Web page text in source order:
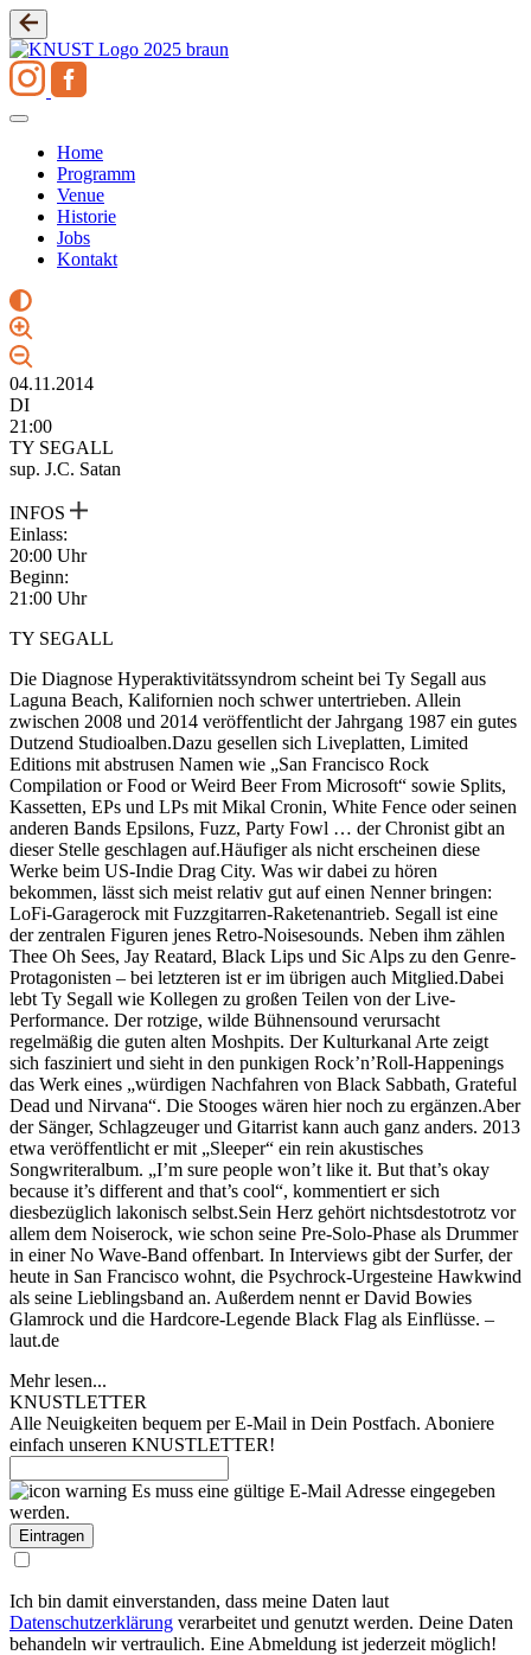
Zum
Inhalt
springen
Home
Programm
Venue
Historie
Jobs
Kontakt
04.11.2014
DI
21:00
TY SEGALL
sup. J.C. Satan
INFOS
Einlass:
20:00 Uhr
Beginn:
21:00 Uhr
TY SEGALL
Die Diagnose Hyperaktivitätssyndrom scheint bei Ty Segall aus
Laguna Beach, Kalifornien noch schwer untertrieben. Allein
zwischen 2008 und 2014 veröffentlicht der Jahrgang 1987 ein gutes
Dutzend Studioalben.Dazu gesellen sich Liveplatten, Limited
Editions mit abstrusen Namen wie „San Francisco Rock
Compilation or Food or Weird Beer From Microsoft“ sowie Splits,
Kassetten, EPs und LPs mit Mikal Cronin, White Fence oder seinen
anderen Bands Epsilons, Fuzz, Party Fowl … der Chronist gibt an
dieser Stelle geschlagen auf.Häufiger als nicht erscheinen diese
Werke beim US-Indie Drag City. Was wir dabei zu hören
bekommen, lässt sich meist relativ gut auf einen Nenner bringen:
LoFi-Garagerock mit Fuzzgitarren-Raketenantrieb. Segall ist eine
der zentralen Figuren jenes Retro-Noisesounds. Neben ihm zählen
Thee Oh Sees, Jay Reatard, Black Lips und Sic Alps zu den Genre-
Protagonisten – bei letzteren ist er im übrigen auch Mitglied.Dabei
lebt Ty Segall wie Kollegen zu großen Teilen von der Live-
Performance. Der rotzige, wilde Bühnensound verursacht
regelmäßig die guten alten Moshpits. Der Kulturkanal Arte zeigt
sich fasziniert und sieht in den punkigen Rock’n’Roll-Happenings
das Werk eines „würdigen Nachfahren von Black Sabbath, Grateful
Dead und Nirvana“. Die Stooges wären hier noch zu ergänzen.Aber
der Sänger, Schlagzeuger und Gitarrist kann auch ganz anders. 2013
etwa veröffentlicht er mit „Sleeper“ ein rein akustisches
Songwriteralbum. „I’m sure people won’t like it. But that’s okay
because it’s different and that’s cool“, kommentiert er sich
diesbezüglich lakonisch selbst.Sein Herz gehört nichtsdestotrotz vor
allem dem Noiserock, wie schon seine Pre-Solo-Phase als Drummer
in einer No Wave-Band offenbart. In Interviews gibt der Surfer, der
heute in San Francisco wohnt, die Psychrock-Urgesteine Hawkwind
als seine Lieblingsband an. Außerdem nennt er David Bowies
Glamrock und die Hardcore-Legende Black Flag als Einflüsse. –
laut.de
Mehr lesen...
KNUSTLETTER
Alle Neuigkeiten bequem per E-Mail in Dein Postfach. Aboniere
einfach unseren KNUSTLETTER!
Es muss eine gültige E-Mail Adresse eingegeben
werden.
Ich bin damit einverstanden, dass meine Daten laut
Datenschutzerklärung verarbeitet und genutzt werden. Deine Daten
behandeln wir vertraulich. Eine Abmeldung ist jederzeit möglich!